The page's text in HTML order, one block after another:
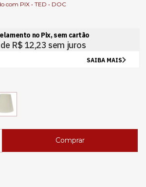
com PIX • TED • DOC